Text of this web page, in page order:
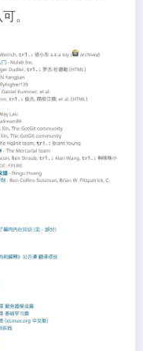
。